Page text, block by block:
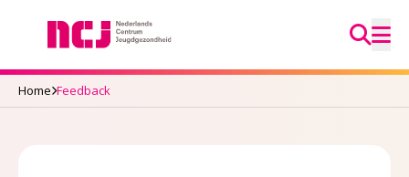
Ga
Home Feedback